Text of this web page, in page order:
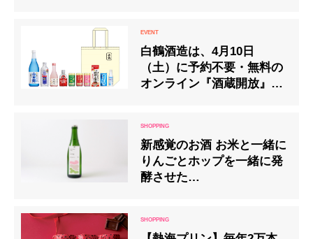
白鶴酒造は、4月10日
（土）に予約不要・無料の
オンライン『酒蔵開放』イ
新感覚のお酒 お米と一緒に
りんごとホップを一緒に発
酵させた